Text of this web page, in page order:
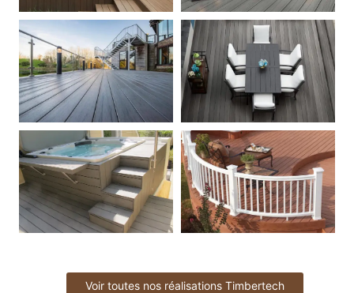
Voir toutes nos réalisations Timbertech